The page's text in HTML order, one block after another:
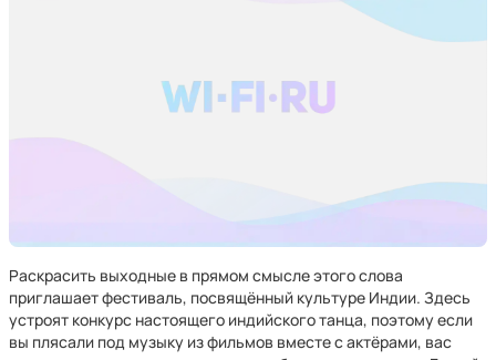
Раскрасить выходные в прямом смысле этого слова
приглашает фестиваль, посвящённый культуре Индии. Здесь
устроят конкурс настоящего индийского танца, поэтому если
вы плясали под музыку из фильмов вместе с актёрами, вас